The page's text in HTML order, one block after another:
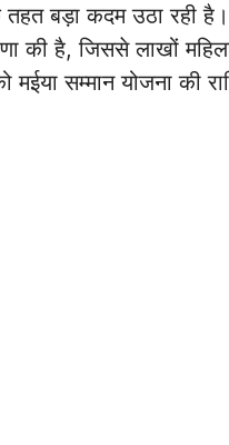
तहत बड़ा कदम उठा
की है, जिससे लाखों
सम्मान योजना की